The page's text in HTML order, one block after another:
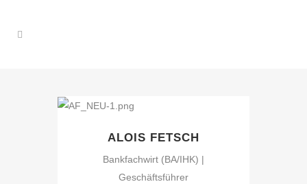
ALOIS FETSCH
Bankfachwirt (BA/IHK) |
Geschäftsführer